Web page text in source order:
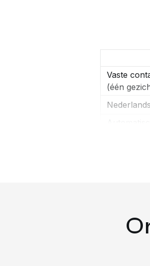
Vaste
(één